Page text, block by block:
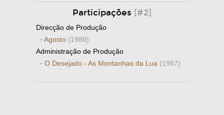
Participações [#2]
Direcção de Produção
· Agosto (1988)
Administração de Produção
· O Desejado - As Montanhas da Lua (1987)